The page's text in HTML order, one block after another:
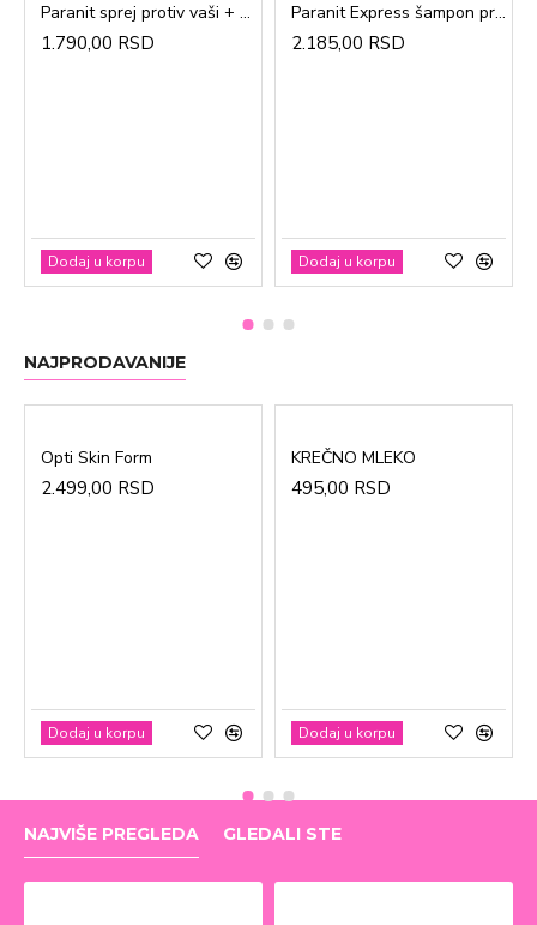
Paranit sprej protiv vaši + češalj 100ml
1.790,00 RSD
Dodaj u korpu
Paranit Express šampon protiv vaši + češalj 200ml
2.185,00 RSD
Dodaj u korpu
NAJPRODAVANIJE
Opti Skin Form
2.499,00 RSD
Dodaj u korpu
KREČNO MLEKO
495,00 RSD
Dodaj u korpu
NAJVIŠE PREGLEDA GLEDALI STE